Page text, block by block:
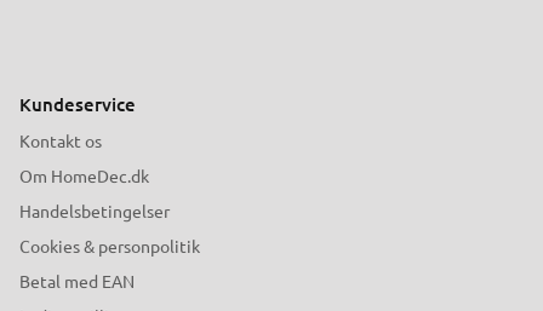
Kundeservice
Kontakt os
Om HomeDec.dk
Handelsbetingelser
Cookies & personpolitik
Betal med EAN